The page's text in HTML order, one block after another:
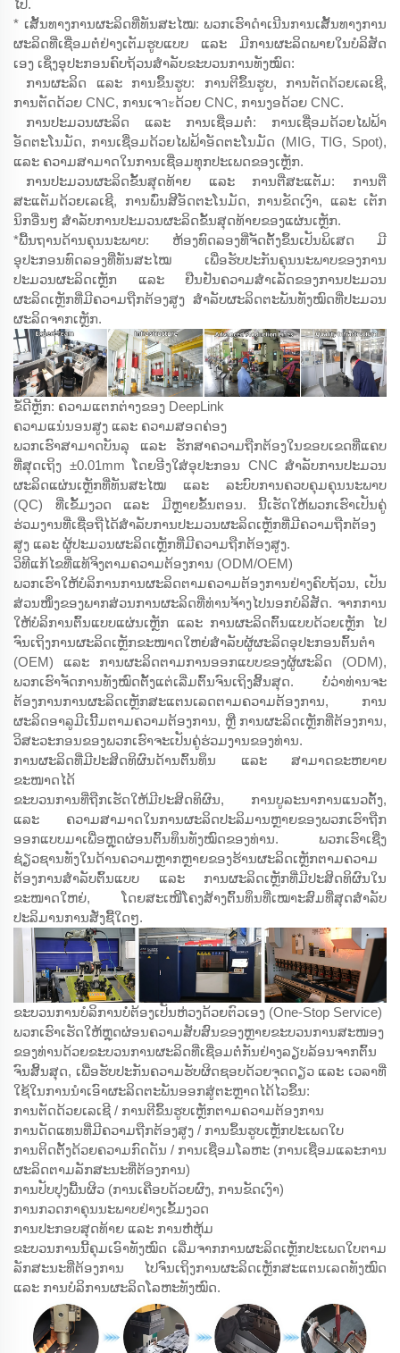
ໄປ.
* ເສັ້ນທາງການຜະລິດທີ່ທັນສະໄໝ: ພວກເຮົາດຳເນີນການເສັ້ນທາງການ
ຜະລິດທີ່ເຊື່ອມຕໍ່ຢ່າງເຕັມຮູບແບບ ແລະ ມີການຜະລິດພາຍໃນບໍລິສັດ
ເອງ ເຊິ່ງອຸປະກອນຄົບຖ້ວນສຳລັບຂະບວນການທັງໝົດ:
ການຜະລິດ ແລະ ການຂຶ້ນຮູບ: ການຕີຂຶ້ນຮູບ, ການຕັດດ້ວຍເລເຊີ,
ການຕັດດ້ວຍ CNC, ການເຈาะດ້ວຍ CNC, ການງອດ້ວຍ CNC.
ການປະມວນຜະລິດ ແລະ ການເຊື່ອມຕໍ່: ການເຊື່ອມດ້ວຍໄຟຟ້າ
ອັດຕະໂນມັດ, ການເຊື່ອມດ້ວຍໄຟຟ້າອັດຕະໂນມັດ (MIG, TIG, Spot),
ແລະ ຄວາມສາມາດໃນການເຊື່ອມທຸກປະເພດຂອງເຫຼັກ.
ການປະມວນຜະລິດຂັ້ນສຸດທ້າຍ ແລະ ການຕີ່ສະແຕັມ: ການຕີ່
ສະແຕັມດ້ວຍເລເຊີ, ການພົ່ນສີອັດຕະໂນມັດ, ການຂັດເງົາ, ແລະ ເຕັກ
ນິກອື່ນໆ ສຳລັບການປະມວນຜະລິດຂັ້ນສຸດທ້າຍຂອງແຜ່ນເຫຼັກ.
*ພື້ນຖານດ້ານຄຸນນະພາບ: ຫ້ອງທົດລອງທີ່ຈັດຕັ້ງຂຶ້ນເປັນພິເສດ ມີ
ອຸປະກອນທົດລອງທີ່ທັນສະໄໝ ເພື່ອຮັບປະກັນຄຸນນະພາບຂອງການ
ປະມວນຜະລິດເຫຼັກ ແລະ ຢືນຢັນຄວາມສຳເລັດຂອງການປະມວນ
ຜະລິດເຫຼັກທີ່ມີຄວາມຖືກຕ້ອງສູງ ສຳລັບຜະລິດຕະພັນທັງໝົດທີ່ປະມວນ
ຜະລິດຈາກເຫຼັກ.
ຂໍ້ດີຫຼັກ: ຄວາມແຕກຕ່າງຂອງ DeepLink
ຄວາມແນ່ນອນສູງ ແລະ ຄວາມສອດຄ່ອງ
ພວກເຮົາສາມາດບັນລຸ ແລະ ຮັກສາຄວາມຖືກຕ້ອງໃນຂອບເຂດທີ່ແຄບ
ທີ່ສຸດເຖິງ ±0.01mm ໂດຍອີງໃສ່ອຸປະກອນ CNC ສຳລັບການປະມວນ
ຜະລິດແຜ່ນເຫຼັກທີ່ທັນສະໄໝ ແລະ ລະບົບການຄວບຄຸມຄຸນນະພາບ
(QC) ທີ່ເຂັ້ມງວດ ແລະ ມີຫຼາຍຂັ້ນຕອນ. ນີ້ເຮັດໃຫ້ພວກເຮົາເປັນຄູ່
ຮ່ວມງານທີ່ເຊື່ອຖືໄດ້ສຳລັບການປະມວນຜະລິດເຫຼັກທີ່ມີຄວາມຖືກຕ້ອງ
ສູງ ແລະ ຜູ້ປະມວນຜະລິດເຫຼັກທີ່ມີຄວາມຖືກຕ້ອງສູງ.
ວິທີແກ້ໄຂທີ່ແທ້ຈິງຕາມຄວາມຕ້ອງການ (ODM/OEM)
ພວກເຮົາໃຫ້ບໍລິການການຜະລິດຕາມຄວາມຕ້ອງການຢ່າງຄົບຖ້ວນ, ເປັນ
ສ່ວນໜຶ່ງຂອງພາກສ່ວນການຜະລິດທີ່ທ່ານຈ້າງໄປນອກບໍລິສັດ. ຈາກການ
ໃຫ້ບໍລິການຕົ້ນແບບແຜ່ນເຫຼັກ ແລະ ການຜະລິດຕົ້ນແບບດ້ວຍເຫຼັກ ໄປ
ຈົນເຖິງການຜະລິດເຫຼັກຂະໜາດໃຫຍ່ສຳລັບຜູ້ຜະລິດອຸປະກອນຕົ້ນຕຳ
(OEM) ແລະ ການຜະລິດຕາມການອອກແບບຂອງຜູ້ຜະລິດ (ODM),
ພວກເຮົາຈັດການທັງໝົດຕັ້ງແຕ່ເລີ່ມຕົ້ນຈົນເຖິງສິ້ນສຸດ. ບໍ່ວ່າທ່ານຈະ
ຕ້ອງການການຜະລິດເຫຼັກສະແຕນເລດຕາມຄວາມຕ້ອງການ, ການ
ຜະລິດອາລູມີເນີ້ມຕາມຄວາມຕ້ອງການ, ຫຼື ການຜະລິດເຫຼັກທີ່ຕ້ອງການ,
ວິສະວະກອນຂອງພວກເຮົາຈະເປັນຄູ່ຮ່ວມງານຂອງທ່ານ.
ການຜະລິດທີ່ມີປະສິດທິຜົນດ້ານຕົ້ນທຶນ ແລະ ສາມາດຂະຫຍາຍ
ຂະໜາດໄດ້
ຂະບວນການທີ່ຖືກເຮັດໃຫ້ມີປະສິດທິຜົນ, ການບູລະນາການແນວຕັ້ງ,
ແລະ ຄວາມສາມາດໃນການຜະລິດປະລິມານຫຼາຍຂອງພວກເຮົາຖືກ
ອອກແບບມາເພື່ອຫຼຸດຜ່ອນຕົ້ນທຶນທັງໝົດຂອງທ່ານ. ພວກເຮົາເຊີ່ງ
ຊ່ຽວຊານທັງໃນດ້ານຄວາມຫຼາກຫຼາຍຂອງຮ້ານຜະລິດເຫຼັກຕາມຄວາມ
ຕ້ອງການສຳລັບຕົ້ນແບບ ແລະ ການຜະລິດເຫຼັກທີ່ມີປະສິດທິຜົນໃນ
ຂະໜາດໃຫຍ່, ໂດຍສະເໜີໂຄງສ້າງຕົ້ນທຶນທີ່ເໝາະສົມທີ່ສຸດສຳລັບ
ປະລິມານການສັ່ງຊື້ໃດໆ.
ຂະບວນການບໍລິການບໍ່ຕ້ອງເປັນຫ່ວງດ້ວຍຕົວເອງ (One-Stop Service)
ພວກເຮົາເຮັດໃຫ້ຫຼຸດຜ່ອນຄວາມສັບສົນຂອງຫຼາຍຂະບວນການສະໜອງ
ຂອງທ່ານດ້ວຍຂະບວນການຜະລິດທີ່ເຊື່ອມຕໍ່ກັນຢ່າງລຽບລ້ອນຈາກຕົ້ນ
ຈົນສິ້ນສຸດ, ເພື່ອຮັບປະກັນຄວາມຮັບຜິດຊອບດ້ວຍຈຸດດຽວ ແລະ ເວລາທີ່
ໃຊ້ໃນການນຳເອົາຜະລິດຕະພັນອອກສູ່ຕະຫຼາດໄດ້ໄວຂຶ້ນ:
ການຕັດດ້ວຍເລເຊີ / ການຕີຂຶ້ນຮູບເຫຼັກຕາມຄວາມຕ້ອງການ
ການດັດແທນທີ່ມີຄວາມຖືກຕ້ອງສູງ / ການຂຶ້ນຮູບເຫຼັກປະເພດໃບ
ການຕິດຕັ້ງດ້ວຍຄວາມກົດດັນ / ການເຊື່ອມໂລຫະ (ການເຊື່ອມແລະການ
ຜະລິດຕາມລັກສະນະທີ່ຕ້ອງການ)
ການປັບປຸງພື້ນຜິວ (ການເຄືອບດ້ວຍຜົງ, ການຂັດເງົາ)
ການກວດກາຄຸນນະພາບຢ່າງເຂັ້ມງວດ
ການປະກອບສຸດທ້າຍ ແລະ ການຫໍ່ຫຸ້ມ
ຂະບວນການນີ້ຄຸມເອົາທັງໝົດ ເລີ່ມຈາກການຜະລິດເຫຼັກປະເພດໃບຕາມ
ລັກສະນະທີ່ຕ້ອງການ ໄປຈົນເຖິງການຜະລິດເຫຼັກສະແຕນເລດທັງໝົດ
ແລະ ການບໍລິການຜະລິດໂລຫະທັງໝົດ.